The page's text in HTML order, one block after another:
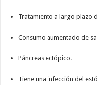
Tratamiento a largo plazo
Consumo aumentado de
Páncreas ectópico.
Tiene una infección del